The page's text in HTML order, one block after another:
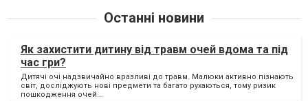
Останні новини
Як захистити дитину від травм очей вдома та під
час гри?
Дитячі очі надзвичайно вразливі до травм. Малюки активно пізнають
світ, досліджують нові предмети та багато рухаються, тому ризик
пошкодження очей...